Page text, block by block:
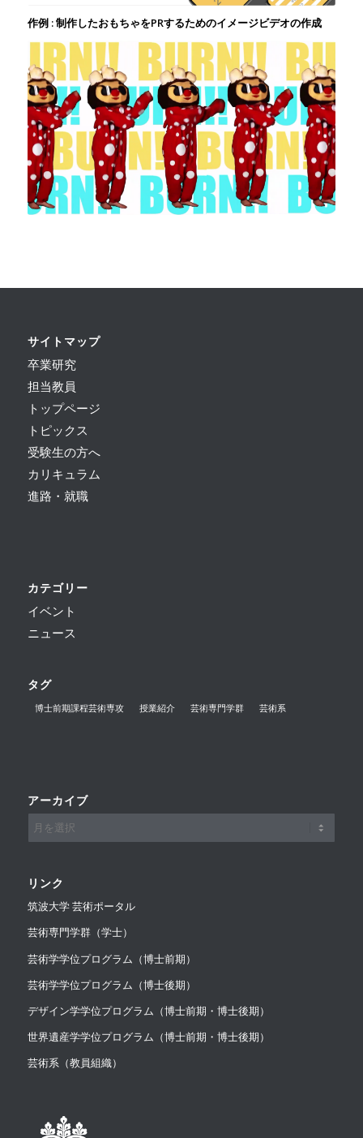
作例 : 制作したおもちゃをPRするためのイメージビデオの作成
サイトマップ
卒業研究
担当教員
トップページ
トピックス
受験生の方へ
カリキュラム
進路・就職
カテゴリー
イベント
ニュース
タグ
博士前期課程芸術専攻 授業紹介 芸術専門学群 芸術系
アーカイブ
リンク
筑波大学 芸術ポータル
芸術専門学群（学士）
芸術学学位プログラム（博士前期）
芸術学学位プログラム（博士後期）
デザイン学学位プログラム（博士前期・博士後期）
世界遺産学学位プログラム（博士前期・博士後期）
芸術系（教員組織）